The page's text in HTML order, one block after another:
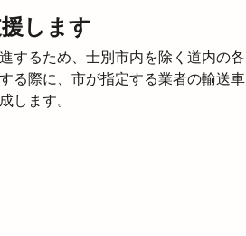
します
するため、士別市内を除く道内の各
る際に、市が指定する業者の輸送車
します。